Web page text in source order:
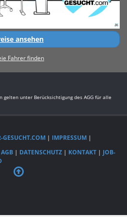
ansehen
Fahrer finden
gelten unter Berücksichtigung des AGG für alle
| IMPRESSUM |
AGB | DATENSCHUTZ | KONTAKT | JOB-